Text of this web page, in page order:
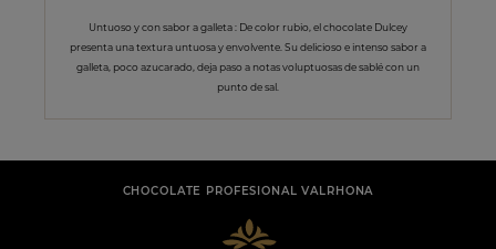
Untuoso y con sabor a galleta : De color rubio, el chocolate Dulcey
presenta una textura untuosa y envolvente. Su delicioso e intenso sabor a
galleta, poco azucarado, deja paso a notas voluptuosas de sablé con un
punto de sal.
CHOCOLATE PROFESIONAL VALRHONA